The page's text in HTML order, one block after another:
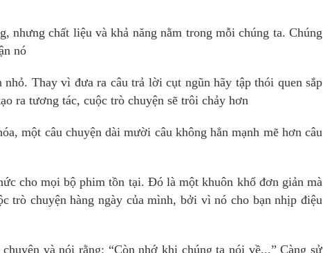
nhưng chất liệu và khả năng nằm trong mỗi chúng ta. Chúng
nó
Thay vì đưa ra câu trả lời cụt ngũn hãy tập thói quen sắp
ra tương tác, cuộc trò chuyện sẽ trôi chảy hơn
một câu chuyện dài mười câu không hẳn mạnh mẽ hơn câu
cho mọi bộ phim tồn tại. Đó là một khuôn khổ đơn giản mà
trò chuyện hàng ngày của mình, bởi vì nó cho bạn nhịp điệu
và nói rằng: “Còn nhớ khi chúng ta nói về...” Càng sử